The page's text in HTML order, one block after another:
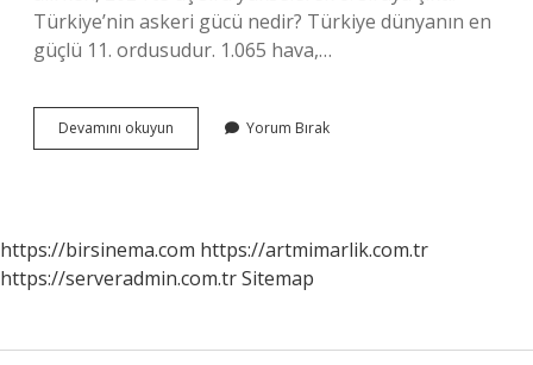
Türkiye’nin askeri gücü nedir? Türkiye dünyanın en
güçlü 11. ordusudur. 1.065 hava,…
Devamını okuyun
Kaç
Yorum Bırak
https://birsinema.com https://artmimarlik.com.tr
https://serveradmin.com.trSitemap